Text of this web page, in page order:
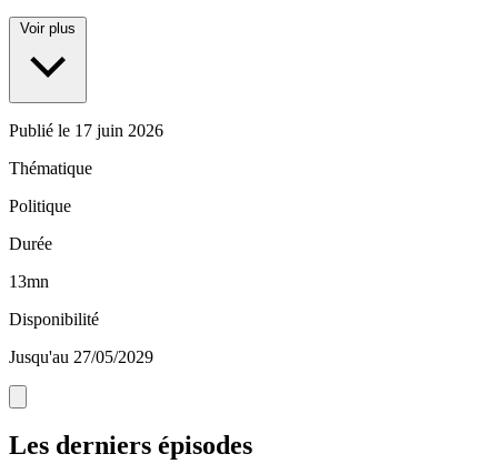
Voir plus
Publié le 17 juin 2026
Thématique
Politique
Durée
13mn
Disponibilité
Jusqu'au 27/05/2029
Les derniers épisodes